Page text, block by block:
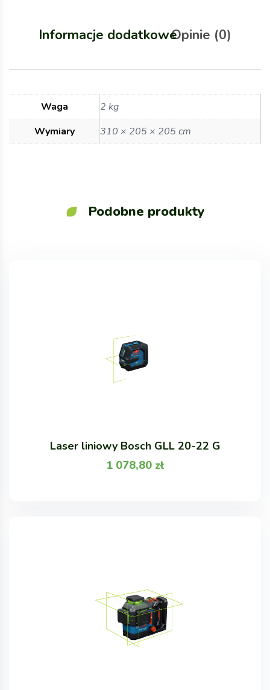
Informacje dodatkoweOpinie (0)
Waga
2 kg
Wymiary
310 × 205 × 205 cm
Podobne produkty
Laser liniowy Bosch GLL 20-22 G
1 078,80 zł